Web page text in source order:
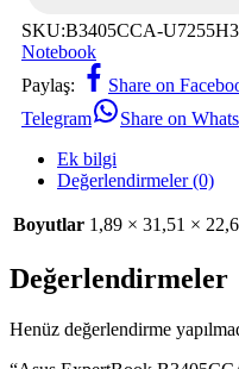
SKU:B3405CCA-
Notebook
Paylaş:
Share on
Telegram
Share on
Ek bilgi
Değerlendirmeler (0)
Boyutlar 1,89 × 31,51 ×
Değerlendirmeler
Henüz değerlendirme